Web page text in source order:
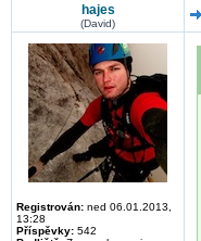
hajes
(David)
Registrován: ned 06.01.2013,
13:28
Příspěvky: 542